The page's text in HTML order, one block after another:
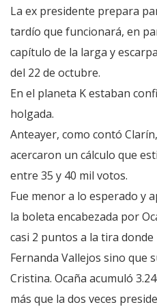
La ex presidente prepara
tardío que funcionará, en
capítulo de la larga y
del 22 de octubre.
En el planeta K estaban
holgada.
Anteayer, como contó
acercaron un cálculo que
entre 35 y 40 mil votos.
Fue menor a lo esperado y
la boleta encabezada por
casi 2 puntos a la tira
Fernanda Vallejos sino que
Cristina. ​Ocaña acumuló
más que la dos veces